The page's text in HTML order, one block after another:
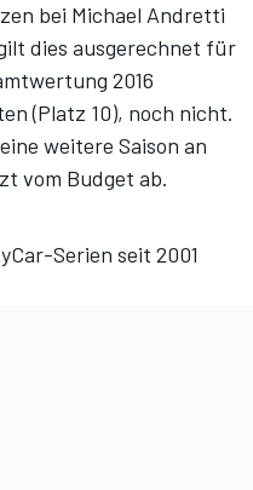
bei Michael Andretti
dies ausgerechnet für
2016
(Platz 10), noch nicht.
weitere Saison an
vom Budget ab.
Serien seit 2001